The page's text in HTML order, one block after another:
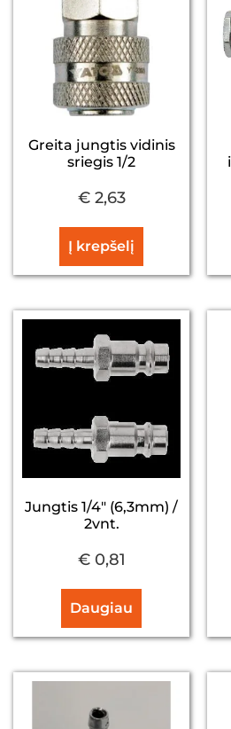
Greita jungtis vidinis
sriegis 1/2
€2,63
Į krepšelį
Jungtis 1/4" (6,3mm) /
2vnt.
€0,81
Daugiau